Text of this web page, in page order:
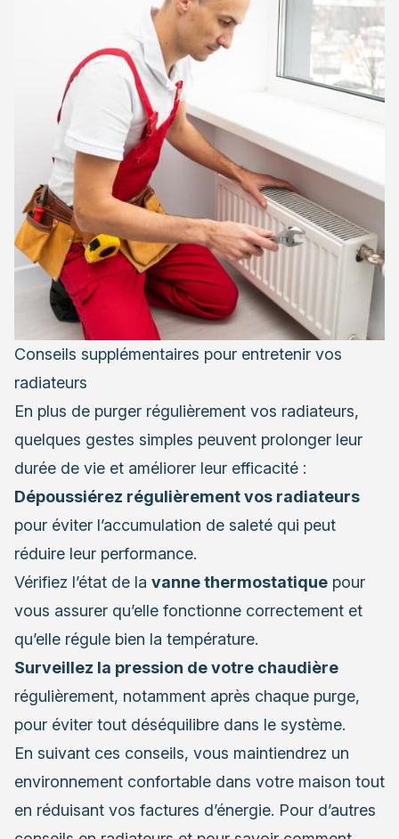
Conseils supplémentaires pour entretenir vos
radiateurs
En plus de purger régulièrement vos radiateurs,
quelques gestes simples peuvent prolonger leur
durée de vie et améliorer leur efficacité :
Dépoussiérez régulièrement vos radiateurs
pour éviter l’accumulation de saleté qui peut
réduire leur performance.
Vérifiez l’état de la vanne thermostatique pour
vous assurer qu’elle fonctionne correctement et
qu’elle régule bien la température.
Surveillez la pression de votre chaudière
régulièrement, notamment après chaque purge,
pour éviter tout déséquilibre dans le système.
En suivant ces conseils, vous maintiendrez un
environnement confortable dans votre maison tout
en réduisant vos factures d’énergie. Pour d’autres